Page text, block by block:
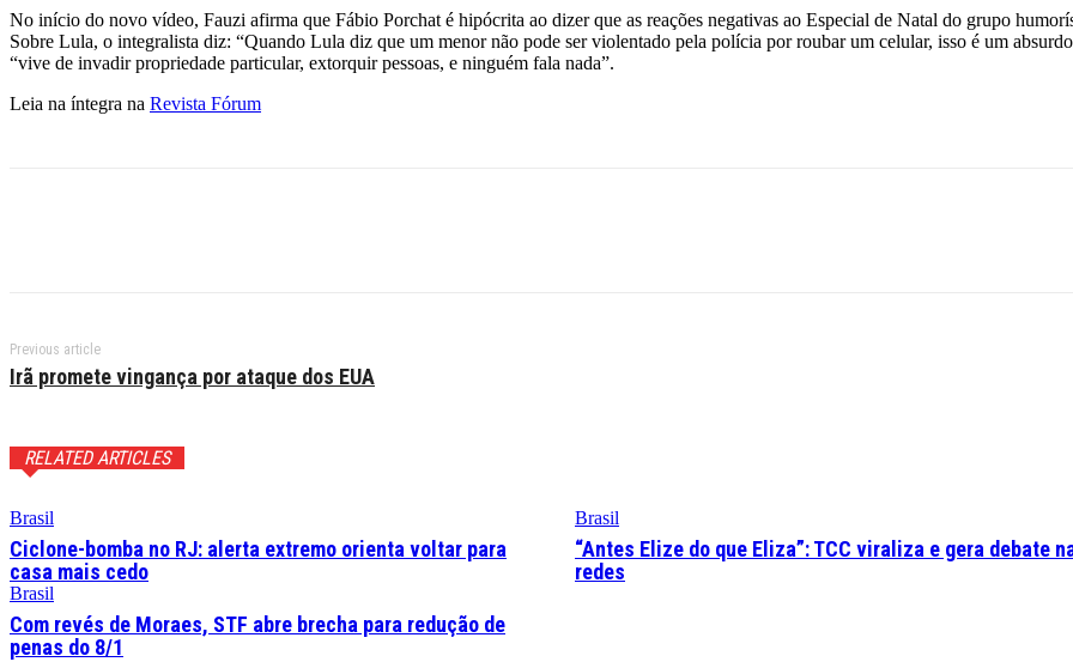
No início do novo vídeo, Fauzi afirma que Fábio Porchat é hipócrita ao dizer que as reações negativas ao Especial de Natal do grupo
Sobre Lula, o integralista diz: “Quando Lula diz que um menor não pode ser violentado pela polícia por roubar um celular, isso é um
“vive de invadir propriedade particular, extorquir pessoas, e ninguém fala nada”.
Leia na íntegra na Revista Fórum
Previous article
Irã promete vingança por ataque dos EUA
RELATED ARTICLES
Brasil
Ciclone-bomba no RJ: alerta extremo orienta voltar para
casa mais cedo
Brasil
“Antes Elize do que Eliza”: TCC viraliza e gera debate
redes
Brasil
Com revés de Moraes, STF abre brecha para redução de
penas do 8/1